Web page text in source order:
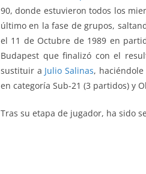
90, donde estuvieron todos los
último en la fase de grupos,
el 11 de Octubre de 1989 en
Budapest que finalizó con el
sustituir a Julio Salinas,
en categoría Sub-21 (3 partidos) y
Tras su etapa de jugador, ha sido